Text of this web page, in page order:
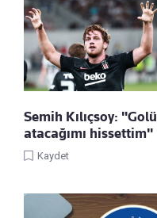
Semih Kılıçsoy: "Golü
atacağımı hissettim"
Kaydet